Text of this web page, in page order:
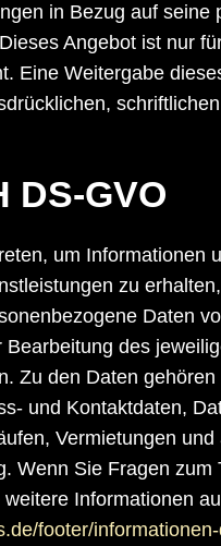
in Bezug auf seine
Angebot ist nur
Eine Weitergabe
DS-GVO
um Informationen
zu
Daten
des
Zu den Daten gehören
und Kontaktdaten,
Vermietungen und
Wenn Sie Fragen zum
Informationen
footer/